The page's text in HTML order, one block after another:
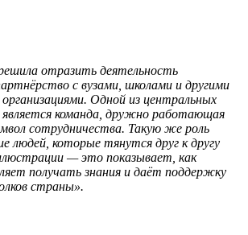
отразить деятельность
с вузами, школами и другими
Одной из центральных
является команда, дружно работающая
сотрудничества. Такую же роль
людей, которые тянутся друг к другу
— это показывает, как
получать знания и даёт поддержку
страны».